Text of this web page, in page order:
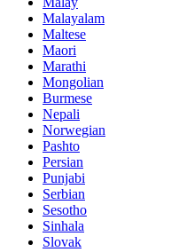
Malayalam
Maltese
Maori
Marathi
Mongolian
Burmese
Nepali
Norwegian
Pashto
Persian
Punjabi
Serbian
Sesotho
Sinhala
Slovak